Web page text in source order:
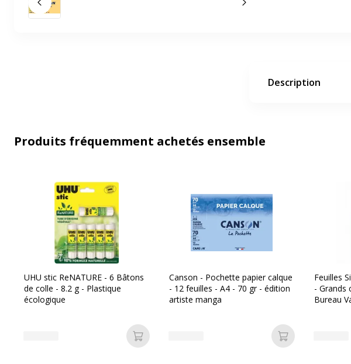
Slide précédent Slide suivant
Description
Produits fréquemment achetés ensemble
UHU stic ReNATURE - 6 Bâtons
de colle - 8.2 g - Plastique
écologique
Ajouter au panier
Canson - Pochette papier calque
- 12 feuilles - A4 - 70 gr - édition
artiste manga
Ajouter au
Feuilles
- Grands
Bureau